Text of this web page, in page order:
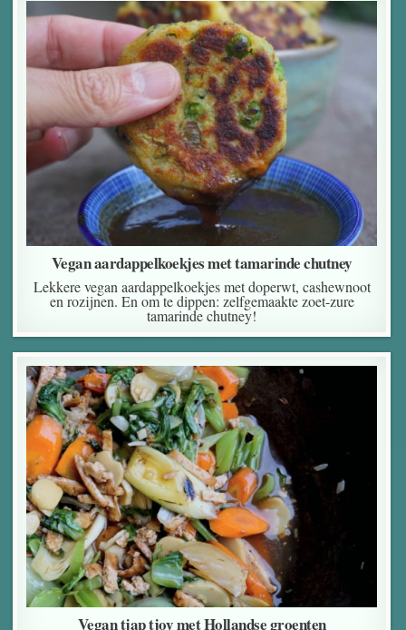
Vegan aardappelkoekjes met tamarinde chutney
Lekkere vegan aardappelkoekjes met doperwt, cashewnoot
en rozijnen. En om te dippen: zelfgemaakte zoet-zure
tamarinde chutney!
Vegan tjap tjoy met Hollandse groenten